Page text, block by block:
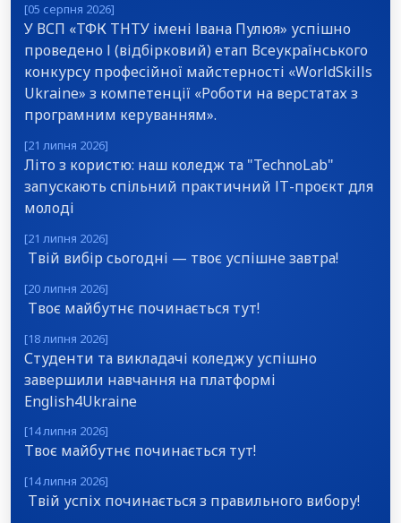
[05 серпня 2026]
У ВСП «ТФК ТНТУ імені Івана Пулюя» успішно
проведено І (відбірковий) етап Всеукраїнського
конкурсу професійної майстерності «WorldSkills
Ukraine» з компетенції «Роботи на верстатах з
програмним керуванням».
[21 липня 2026]
Літо з користю: наш коледж та "TechnoLab"
запускають спільний практичний ІТ-проєкт для
молоді
[21 липня 2026]
Твій вибір сьогодні — твоє успішне завтра!
[20 липня 2026]
Твоє майбутнє починається тут!
[18 липня 2026]
Студенти та викладачі коледжу успішно
завершили навчання на платформі
English4Ukraine
[14 липня 2026]
Твоє майбутнє починається тут!
[14 липня 2026]
Твій успіх починається з правильного вибору!